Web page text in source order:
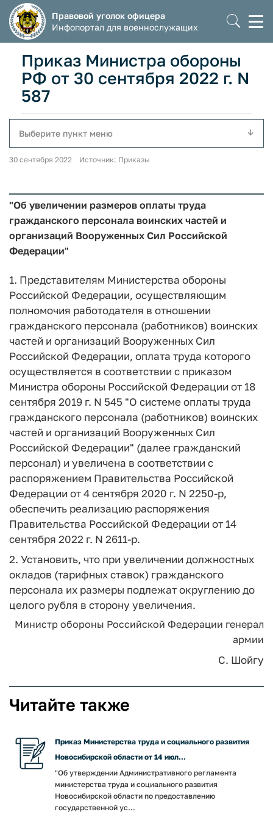
Правовой уголок офицера
Инфопортал для военнослужащих
Приказ Министра обороны
РФ от 30 сентября 2022 г. N
587
Выберите пункт меню
30 сентября 2022 Источник: Приказы
"Об увеличении размеров оплаты труда
гражданского персонала воинских частей и
организаций Вооруженных Сил Российской
Федерации"
1. Представителям Министерства обороны
Российской Федерации, осуществляющим
полномочия работодателя в отношении
гражданского персонала (работников) воинских
частей и организаций Вооруженных Сил
Российской Федерации, оплата труда которого
осуществляется в соответствии с приказом
Министра обороны Российской Федерации от 18
сентября 2019 г. N 545 "О системе оплаты труда
гражданского персонала (работников) воинских
частей и организаций Вооруженных Сил
Российской Федерации" (далее гражданский
персонал) и увеличена в соответствии с
распоряжением Правительства Российской
Федерации от 4 сентября 2020 г. N 2250-р,
обеспечить реализацию распоряжения
Правительства Российской Федерации от 14
сентября 2022 г. N 2611-р.
2. Установить, что при увеличении должностных
окладов (тарифных ставок) гражданского
персонала их размеры подлежат округлению до
целого рубля в сторону увеличения.
Министр обороны Российской Федерации генерал
армии
С. Шойгу
Читайте также
Приказ Министерства труда и социального развития
Новосибирской области от 14 июл...
"Об утверждении Административного регламента
министерства труда и социального развития
Новосибирской области по предоставлению
государственной ус...